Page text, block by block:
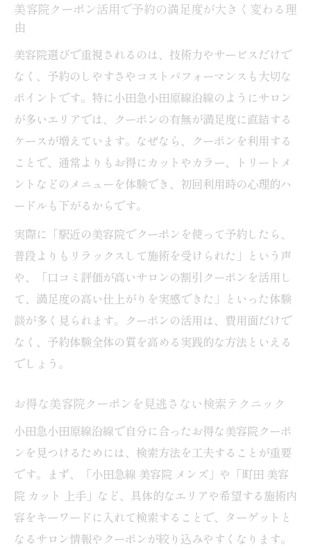
美容院クーポン活用で予約の満足度が大きく変わる理
由
美容院選びで重視されるのは、技術力やサービスだけで
なく、予約のしやすさやコストパフォーマンスも大切な
ポイントです。特に小田急小田原線沿線のようにサロン
が多いエリアでは、クーポンの有無が満足度に直結する
ケースが増えています。なぜなら、クーポンを利用する
ことで、通常よりもお得にカットやカラー、トリートメ
ントなどのメニューを体験でき、初回利用時の心理的ハ
ードルも下がるからです。
実際に「駅近の美容院でクーポンを使って予約したら、
普段よりもリラックスして施術を受けられた」という声
や、「口コミ評価が高いサロンの割引クーポンを活用し
て、満足度の高い仕上がりを実感できた」といった体験
談が多く見られます。クーポンの活用は、費用面だけで
なく、予約体験全体の質を高める実践的な方法といえる
でしょう。
お得な美容院クーポンを見逃さない検索テクニック
小田急小田原線沿線で自分に合ったお得な美容院クーポ
ンを見つけるためには、検索方法を工夫することが重要
です。まず、「小田急線 美容院 メンズ」や「町田 美容
院 カット 上手」など、具体的なエリアや希望する施術内
容をキーワードに入れて検索することで、ターゲットと
なるサロン情報やクーポンが絞り込みやすくなります。